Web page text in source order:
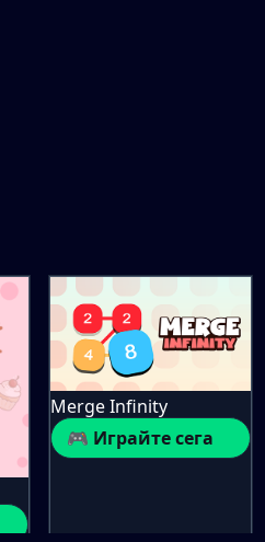
Merge Infinity
🎮 Играйте сега